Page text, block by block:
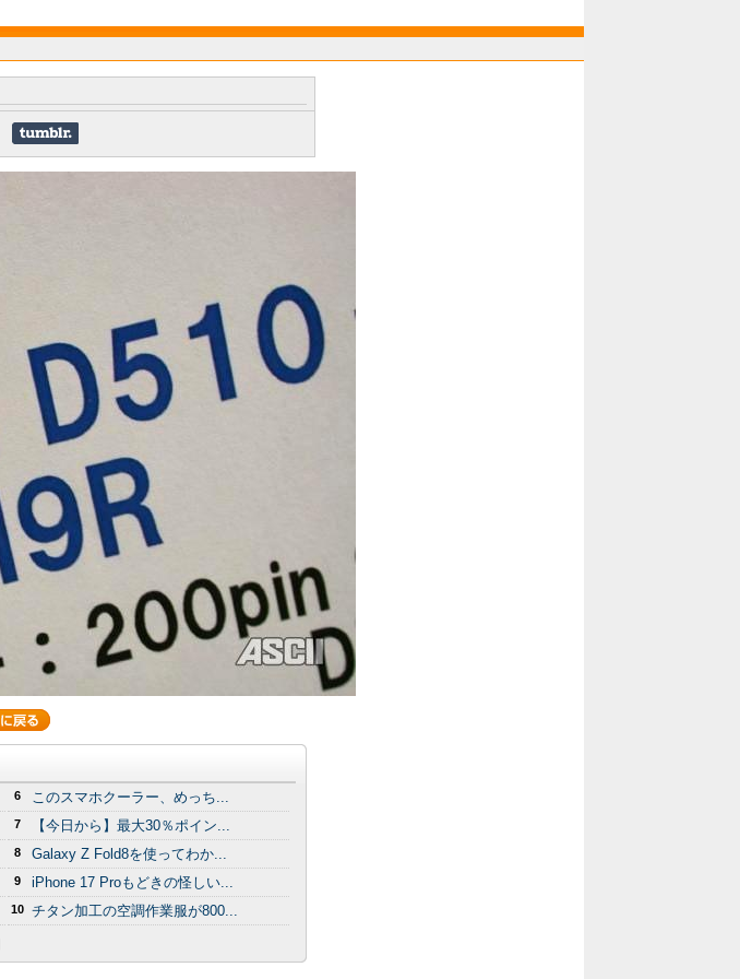
6 このスマホクーラー、めっち...
7 【今日から】最大30％ポイン...
8 Galaxy Z Fold8を使ってわか...
9 iPhone 17 Proもどきの怪しい...
10 チタン加工の空調作業服が800...